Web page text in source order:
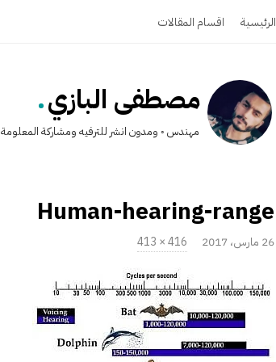
الرئيسية اقسام المقالات
مصطفى البازي.
مهندس ◦ ومدون انشر للترفيه ومشاركة المعلومة
Human-hearing-range
P
b
s
26 مارس، 2017
ل
ح
ج
م
416 × 413